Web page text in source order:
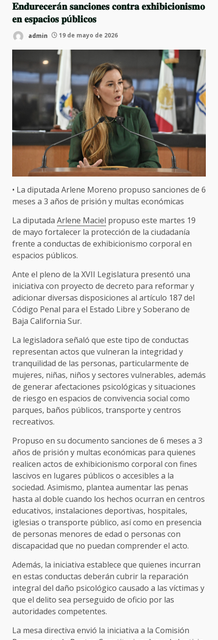
𝐄𝐧𝐝𝐮𝐫𝐞𝐜𝐞𝐫á𝐧 𝐬𝐚𝐧𝐜𝐢𝐨𝐧𝐞𝐬 𝐜𝐨𝐧𝐭𝐫𝐚 𝐞𝐱𝐡𝐢𝐛𝐢𝐜𝐢𝐨𝐧𝐢𝐬𝐦𝐨
𝐞𝐧 𝐞𝐬𝐩𝐚𝐜𝐢𝐨𝐬 𝐩ú𝐛𝐥𝐢𝐜𝐨𝐬
admin 19 de mayo de 2026
• La diputada Arlene Moreno propuso sanciones de 6
meses a 3 años de prisión y multas económicas
La diputada Arlene Maciel propuso este martes 19
de mayo fortalecer la protección de la ciudadanía
frente a conductas de exhibicionismo corporal en
espacios públicos.
Ante el pleno de la XVII Legislatura presentó una
iniciativa con proyecto de decreto para reformar y
adicionar diversas disposiciones al artículo 187 del
Código Penal para el Estado Libre y Soberano de
Baja California Sur.
La legisladora señaló que este tipo de conductas
representan actos que vulneran la integridad y
tranquilidad de las personas, particularmente de
mujeres, niñas, niños y sectores vulnerables, además
de generar afectaciones psicológicas y situaciones
de riesgo en espacios de convivencia social como
parques, baños públicos, transporte y centros
recreativos.
Propuso en su documento sanciones de 6 meses a 3
años de prisión y multas económicas para quienes
realicen actos de exhibicionismo corporal con fines
lascivos en lugares públicos o accesibles a la
sociedad. Asimismo, plantea aumentar las penas
hasta al doble cuando los hechos ocurran en centros
educativos, instalaciones deportivas, hospitales,
iglesias o transporte público, así como en presencia
de personas menores de edad o personas con
discapacidad que no puedan comprender el acto.
Además, la iniciativa establece que quienes incurran
en estas conductas deberán cubrir la reparación
integral del daño psicológico causado a las víctimas y
que el delito sea perseguido de oficio por las
autoridades competentes.
La mesa directiva envió la iniciativa a la Comisión